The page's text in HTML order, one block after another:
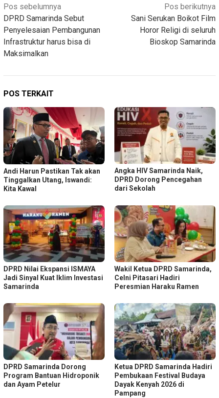
Navigasi
pos
Pos sebelumnya
DPRD Samarinda Sebut
Penyelesaian Pembangunan
Infrastruktur harus bisa di
Maksimalkan
Pos berikutnya
Sani Serukan Boikot Film
Horor Religi di seluruh
Bioskop Samarinda
POS TERKAIT
Andi Harun Pastikan Tak akan
Tinggalkan Utang, Iswandi:
Kita Kawal
Angka HIV Samarinda Naik,
DPRD Dorong Pencegahan
dari Sekolah
DPRD Nilai Ekspansi ISMAYA
Jadi Sinyal Kuat Iklim Investasi
Samarinda
Wakil Ketua DPRD Samarinda,
Celni Pitasari Hadiri
Peresmian Haraku Ramen
DPRD Samarinda Dorong
Program Bantuan Hidroponik
dan Ayam Petelur
Ketua DPRD Samarinda Hadiri
Pembukaan Festival Budaya
Dayak Kenyah 2026 di
Pampang